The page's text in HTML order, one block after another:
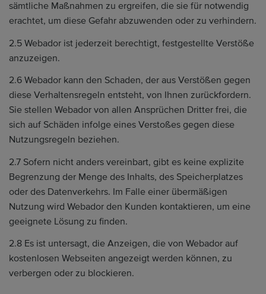
sämtliche Maßnahmen zu ergreifen, die sie für notwendig
erachtet, um diese Gefahr abzuwenden oder zu verhindern.
2.5 Webador ist jederzeit berechtigt, festgestellte Verstöße
anzuzeigen.
2.6 Webador kann den Schaden, der aus Verstößen gegen
diese Verhaltensregeln entsteht, von Ihnen zurückfordern.
Sie stellen Webador von allen Ansprüchen Dritter frei, die
sich auf Schäden infolge eines Verstoßes gegen diese
Nutzungsregeln beziehen.
2.7 Sofern nicht anders vereinbart, gibt es keine explizite
Begrenzung der Menge des Inhalts, des Speicherplatzes
oder des Datenverkehrs. Im Falle einer übermäßigen
Nutzung wird Webador den Kunden kontaktieren, um eine
geeignete Lösung zu finden.
2.8 Es ist untersagt, die Anzeigen, die von Webador auf
kostenlosen Webseiten angezeigt werden können, zu
verbergen oder zu blockieren.